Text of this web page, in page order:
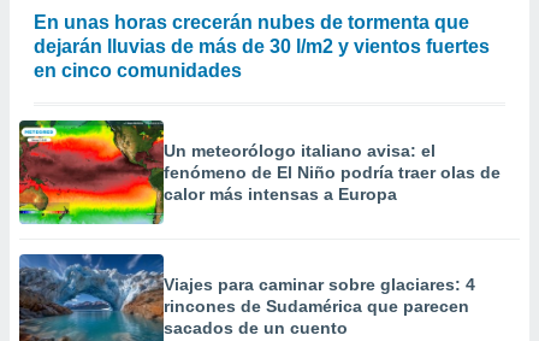
datos
perfiles
utilizar
crear un
uso de
la
contenido
medir el
En unas horas crecerán nubes de tormenta que
dejarán lluvias de más de 30 l/m2 y vientos fuertes
en cinco comunidades
Un meteorólogo italiano avisa: el
fenómeno de El Niño podría traer olas de
calor más intensas a Europa
Viajes para caminar sobre glaciares: 4
rincones de Sudamérica que parecen
sacados de un cuento